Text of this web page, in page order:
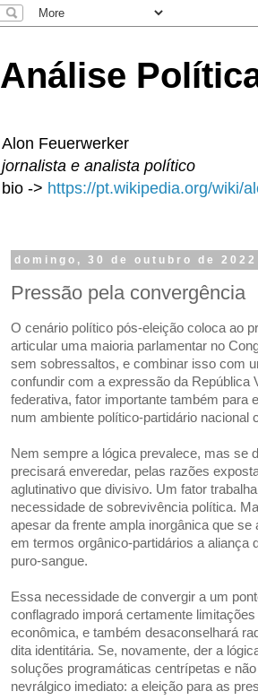
Análise
Alon Feuerwerker
jornalista e analista político
bio -> https://pt.wikipedia.org/wiki/
domingo, 30 de outubro de 2022
Pressão pela convergência
O cenário político pós-eleição coloca ao
articular uma maioria parlamentar no
sem sobressaltos, e combinar isso com
confundir com a expressão da República
federativa, fator importante também para
num ambiente político-partidário nacional
Nem sempre a lógica prevalece, mas se
precisará enveredar, pelas razões
aglutinativo que divisivo. Um fator
necessidade de sobrevivência política.
apesar da frente ampla inorgânica que
em termos orgânico-partidários a aliança
puro-sangue.
Essa necessidade de convergir a um
conflagrado imporá certamente
econômica, e também desaconselhará
dita identitária. Se, novamente, der a
soluções programáticas centrípetas e
nevrálgico imediato: a eleição para as